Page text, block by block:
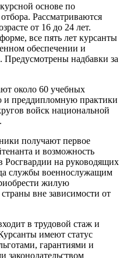
основе по
Рассматриваются
от 16 до 24 лет.
все пять лет курсанты
обеспечении и
надбавки за
около 60 учебных
и преддипломную практики
войск национальной
получают первое
и возможность
Росгвардии на руководящих
службы военнослужащим
жилую
вне зависимости от
в трудовой стаж и
имеют статус
гарантиями и
законодательством